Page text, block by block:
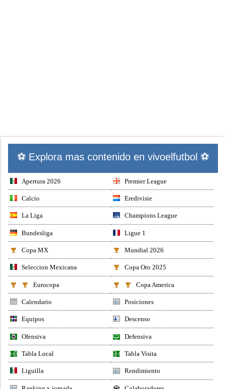
⚽ Explora mas contenido en vivoelfutbol ⚽
Apertura 2026 Premier League
Calcio Eredivisie
La Liga Champions League
Bundesliga Ligue 1
Copa MX Mundial 2026
Seleccion Mexicana Copa Oro 2025
Eurocopa Copa America
Calendario Posiciones
Equipos Descenso
Ofensiva Defensiva
Tabla Local Tabla Visita
Liguilla Rendimiento